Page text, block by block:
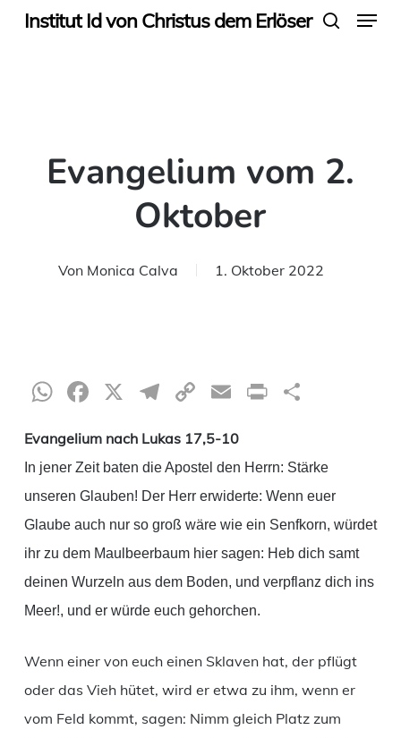
SkipInstitut Id von Christus dem Erlöser Menu
Evangelium vom 2.
Oktober
Von Monica Calva 1. Oktober 2022
WhatsApp
Facebook
X Telegram
CopyEmailPrint
Evangelium nach Lukas 17,5-10
In jener Zeit baten die Apostel den Herrn: Stärke
unseren Glauben! Der Herr erwiderte: Wenn euer
Glaube auch nur so groß wäre wie ein Senfkorn, würdet
ihr zu dem Maulbeerbaum hier sagen: Heb dich samt
deinen Wurzeln aus dem Boden, und verpflanz dich ins
Meer!, und er würde euch gehorchen.
Wenn einer von euch einen Sklaven hat, der pflügt
oder das Vieh hütet, wird er etwa zu ihm, wenn er
vom Feld kommt, sagen: Nimm gleich Platz zum